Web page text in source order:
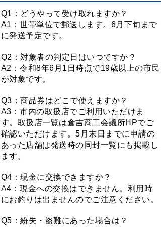
Q1：どうやって受け取れますか？
A1：世帯単位で郵送します。6月下旬まで
に発送予定です。
Q2：対象者の判定日はいつですか？
A2：令和8年6月1日時点で19歳以上の市民
が対象です。
Q3：商品券はどこで使えますか？
A3：市内の取扱店でご利用いただけま
す。取扱店一覧は倉吉商工会議所HPでご
確認いただけます。5月末日までに申請の
あった店舗は発送時の同封一覧にも掲載し
ます。
Q4：現金に交換できますか？
A4：現金への交換はできません。利用時
にお釣りは出ませんのでご注意ください。
Q5：紛失・盗難にあった場合は？